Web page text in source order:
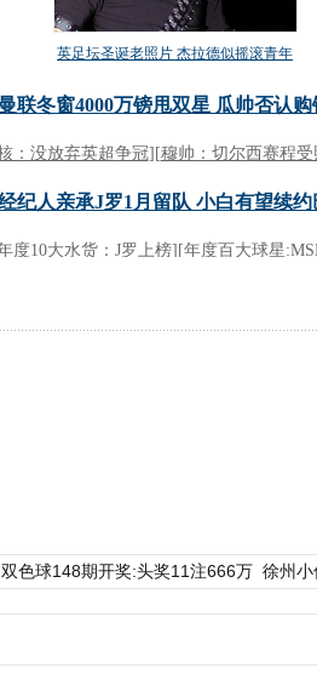
双色球148期开奖:头奖11注666万 徐州